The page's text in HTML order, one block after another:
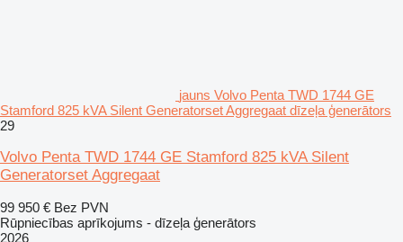
jauns Volvo Penta TWD 1744 GE
Stamford 825 kVA Silent Generatorset Aggregaat dīzeļa ģenerātors
29
Volvo Penta TWD 1744 GE Stamford 825 kVA Silent
Generatorset Aggregaat
99 950 € Bez PVN
Rūpniecības aprīkojums - dīzeļa ģenerātors
2026